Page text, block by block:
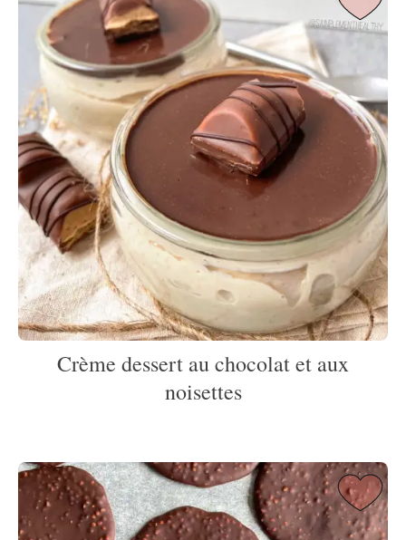
Crème dessert au chocolat et aux
noisettes